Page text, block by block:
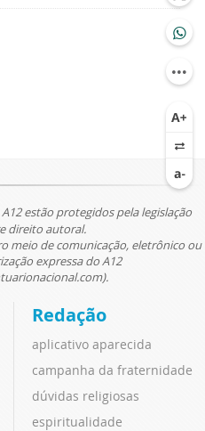
estão protegidos pela legislação
direito autoral.
meio de comunicação, eletrônico ou
expressa do A12
Redação
aplicativo aparecida
campanha da fraternidade
dúvidas religiosas
espiritualidade